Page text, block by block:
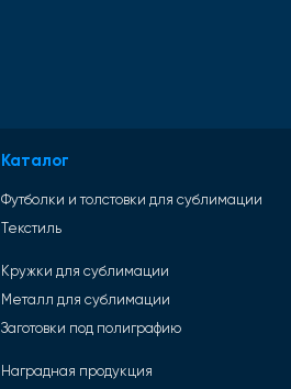
Каталог
Футболки и толстовки для сублимации
Текстиль
Кружки для сублимации
Металл для сублимации
Заготовки под полиграфию
Наградная продукция